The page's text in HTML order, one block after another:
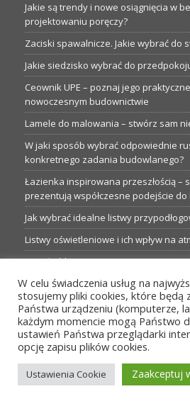
Jakie są trendy i nowe osiągnięcia w
projektowaniu poręczy?
Zaciski spawalnicze. Jakie wybrać do
Jakie siedzisko wybrać do
Ceownik UPE – poznaj jego
nowoczesnym budownictwie
Lamele do malowania – stwórz sam
W jaki sposób wybrać odpowiednie
konkretnego zadania budowlanego?
Łazienka inspirowana przeszłością –
prezentują współczesne podejście
Jak wybrać idealne listwy
Listwy oświetleniowe i ich wpływ na
Garaże blaszane: Nieocenione
Profesjonalne hurtownie dla każdego
Proste metamorfozy aranżacji w
pomysłów
W celu świadczenia usług na
stosujemy pliki cookies, które będą
Państwa urządzeniu (komputerze,
każdym momencie mogą Państwo
ustawień Państwa przeglądarki
opcję zapisu plików cookies.
Ustawienia Cookie Zaakceptuj